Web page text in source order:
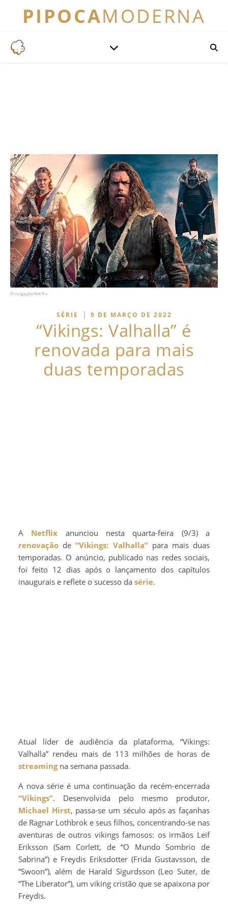
PIPOCAMODERNA
Divulgação/Netflix
SÉRIE | 9 DE MARÇO DE 2022
“Vikings: Valhalla” é
renovada para mais
duas temporadas
Netflix anunciou nesta quarta-feira (9/3) a
renovação de“Vikings: Valhalla”para mais duas
temporadas. O anúncio, publicado nas redes sociais,
foi feito 12 dias após o lançamento dos capítulos
inaugurais e reflete o sucesso da série.
Atual líder de audiência da plataforma, “Vikings:
Valhalla” rendeu mais de 113 milhões de horas de
streamingna semana passada.
A nova série é uma continuação da recém-encerrada
“Vikings”. Desenvolvida pelo mesmo produtor,
Michael Hirst, passa-se um século após as façanhas
de Ragnar Lothbrok e seus filhos, concentrando-se nas
aventuras de outros vikings famosos: os irmãos Leif
Eriksson (Sam Corlett, de “O Mundo Sombrio de
Sabrina”) e Freydis Eriksdotter (Frida Gustavsson, de
“Swoon”), além de Harald Sigurdsson (Leo Suter, de
“The Liberator”), um viking cristão que se apaixona por
Freydis.